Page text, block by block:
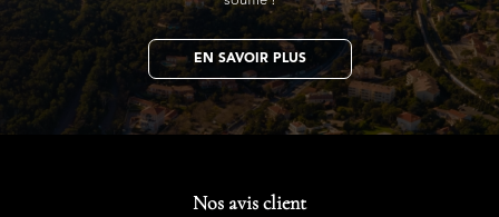
EN SAVOIR PLUS
Nos avis client